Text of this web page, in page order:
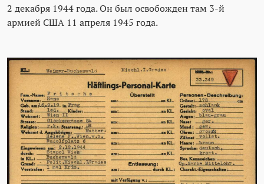
2 декабря 1944 года. Он был освобожден там 3-й
армией США 11 апреля 1945 года.